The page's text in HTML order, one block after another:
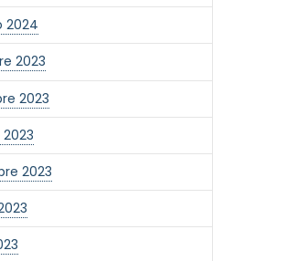
2024
2023
2023
2023